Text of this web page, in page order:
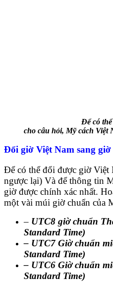
Để có thể xác
cho câu hỏi, Mỹ cách Việt
Đổi giờ Việt Nam sang
Để có thể đổi được giờ Việt
ngược lại) Và để thông tin
giờ được chính xác nhất.
một vài múi giờ chuẩn của
– UTC8 giờ chuẩn
Standard Time)
– UTC7 Giờ chuẩn
Standard Time)
– UTC6 Giờ chuẩn
Standard Time)